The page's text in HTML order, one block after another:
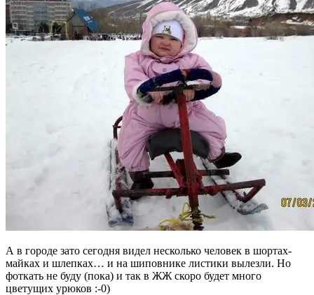
А в городе зато сегодня видел несколько человек в шортах-
майках и шлепках… и на шиповнике листики вылезли. Но
фоткать не буду (пока) и так в ЖЖ скоро будет много
цветущих урюков :-0)